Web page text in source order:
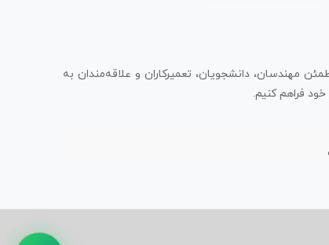
مهندسان، دانشجویان، تعمیرکاران و علاقه‌مندان به
فراهم کنیم.